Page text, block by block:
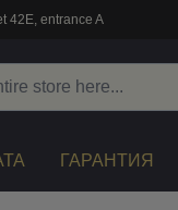
42E, entrance A
ГАРАНТИЯ